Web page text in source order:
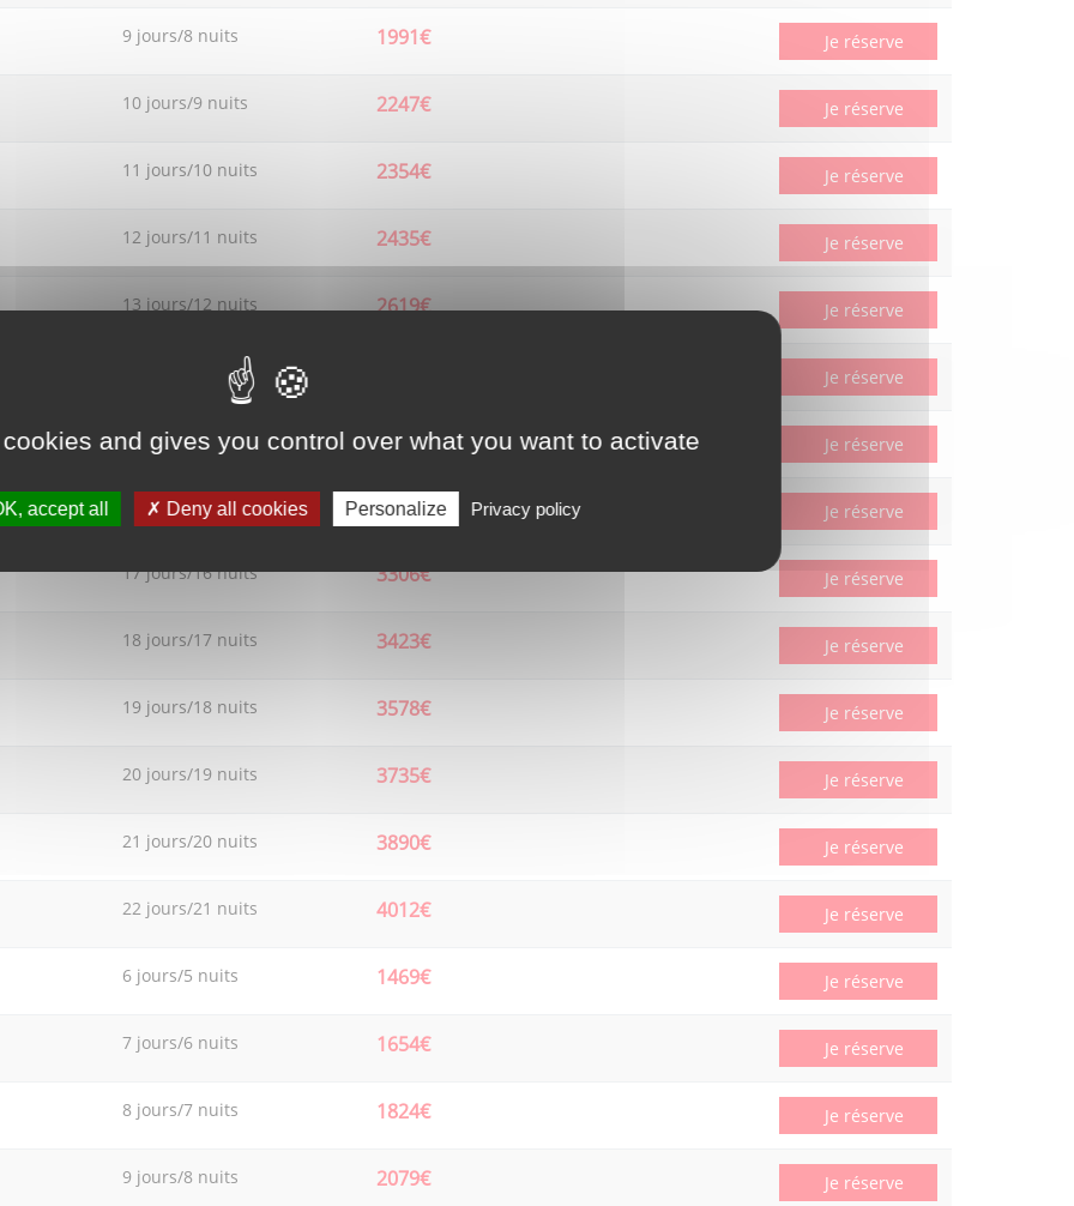
9 jours/8 nuits 1991€ Je réserve
10 jours/9 nuits 2247€ Je réserve
11 jours/10 nuits 2354€ Je réserve
12 jours/11 nuits 2435€ Je réserve
13 jours/12 nuits 2619€ Je réserve
14 jours/13 nuits Je réserve
15 jours/14 nuits 2934€ Je réserve
16 jours/15 nuits 3112€ Je réserve
17 jours/16 nuits 3306€ Je réserve
18 jours/17 nuits 3423€ Je réserve
19 jours/18 nuits 3578€ Je réserve
20 jours/19 nuits 3735€ Je réserve
21 jours/20 nuits 3890€ Je réserve
22 jours/21 nuits 4012€ Je réserve
6 jours/5 nuits 1469€ Je réserve
7 jours/6 nuits 1654€ Je réserve
8 jours/7 nuits 1824€ Je réserve
9 jours/8 nuits 2079€ Je réserve
and gives you control over what you want to activate
accept all Deny all cookies Personalize Privacy policy